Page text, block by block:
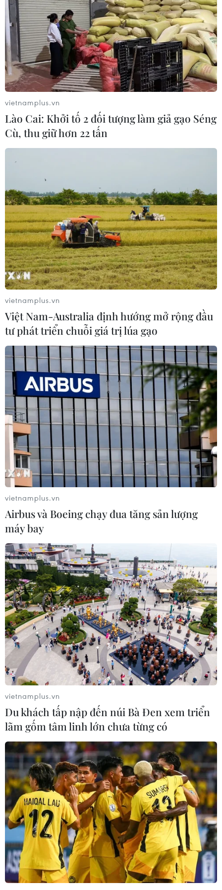
vietnamplus.vn
Lào Cai: Khởi tố 2 đối tượng làm giả gạo Séng
Cù, thu giữ hơn 22 tấn
vietnamplus.vn
Việt Nam-Australia định hướng mở rộng đầu
tư phát triển chuỗi giá trị lúa gạo
vietnamplus.vn
Airbus và Boeing chạy đua tăng sản lượng
máy bay
vietnamplus.vn
Du khách tấp nập đến núi Bà Đen xem triển
lãm gốm tâm linh lớn chưa từng có